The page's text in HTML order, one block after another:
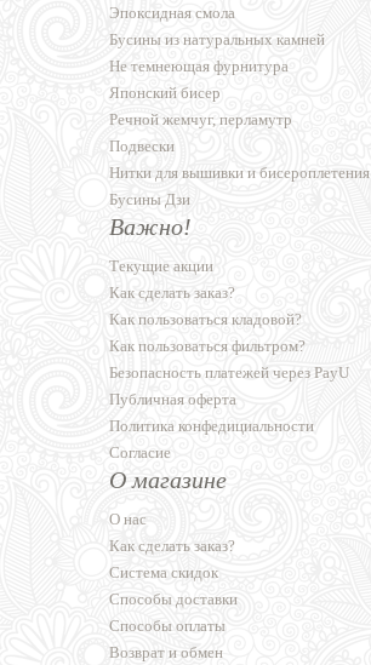
Эпоксидная смола
Бусины из натуральных камней
Не темнеющая фурнитура
Японский бисер
Речной жемчуг, перламутр
Подвески
Нитки для вышивки и бисероплетения
Бусины Дзи
Важно!
Текущие акции
Как сделать заказ?
Как пользоваться кладовой?
Как пользоваться фильтром?
Безопасность платежей через PayU
Публичная оферта
Политика конфедициальности
Согласие
О магазине
О нас
Как сделать заказ?
Система скидок
Способы доставки
Способы оплаты
Возврат и обмен